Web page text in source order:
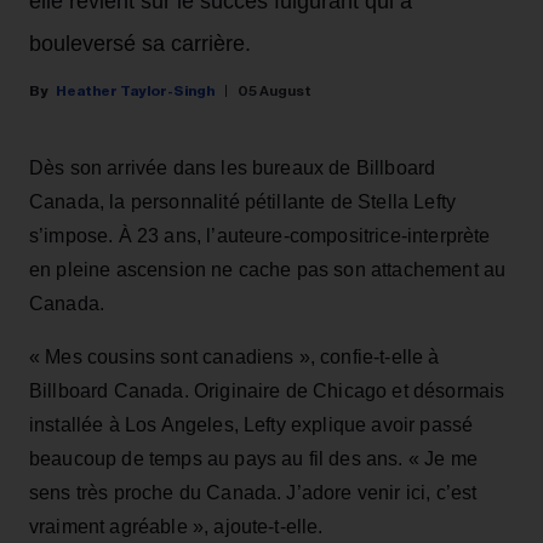
bouleversé sa carrière.
Heather Taylor-Singh 05 August
Dès son arrivée dans les bureaux de Billboard
Canada, la personnalité pétillante de Stella Lefty
s’impose. À 23 ans, l’auteure-compositrice-interprète
en pleine ascension ne cache pas son attachement au
Canada.
« Mes cousins sont canadiens », confie-t-elle à
Billboard Canada. Originaire de Chicago et désormais
installée à Los Angeles, Lefty explique avoir passé
beaucoup de temps au pays au fil des ans. « Je me
sens très proche du Canada. J’adore venir ici, c’est
vraiment agréable », ajoute-t-elle.